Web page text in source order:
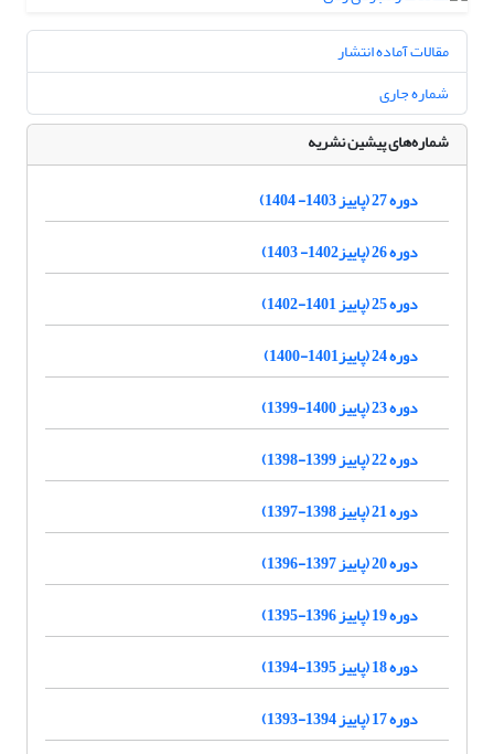
مقالات آماده انتشار
شماره جاری
شماره‌های پیشین نشریه
دوره 27 (پاییز 1403- 1404)
دوره 26 (پاییز1402- 1403)
دوره 25 (پاییز 1401-1402)
دوره 24 (پاییز1401-1400)
دوره 23 (پاییز 1400-1399)
دوره 22 (پاییز 1399-1398)
دوره 21 (پاییز 1398-1397)
دوره 20 (پاییز 1397-1396)
دوره 19 (پاییز 1396-1395)
دوره 18 (پاییز 1395-1394)
دوره 17 (پاییز 1394-1393)